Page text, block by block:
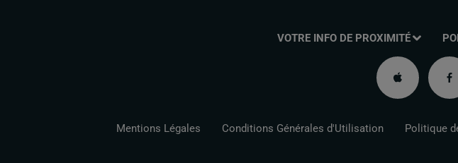
VOTRE INFO DE PROXIMITÉ
Mentions Légales Conditions Générales d'Utilisation Politique